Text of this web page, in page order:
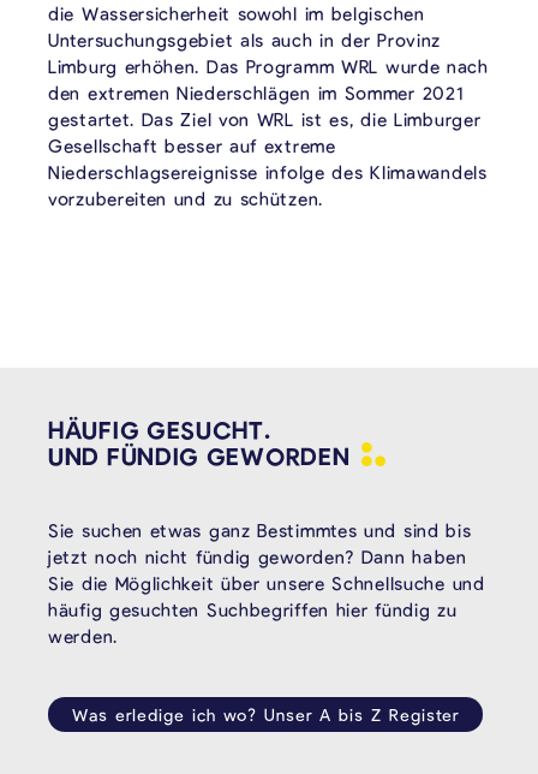
die Wassersicherheit sowohl im belgischen
Untersuchungsgebiet als auch in der Provinz
Limburg erhöhen. Das Programm WRL wurde nach
den extremen Niederschlägen im Sommer 2021
gestartet. Das Ziel von WRL ist es, die Limburger
Gesellschaft besser auf extreme
Niederschlagsereignisse infolge des Klimawandels
vorzubereiten und zu schützen.
HÄUFIG GESUCHT.
UND FÜNDIG GEWORDEN
Sie suchen etwas ganz Bestimmtes und sind bis
jetzt noch nicht fündig geworden? Dann haben
Sie die Möglichkeit über unsere Schnellsuche und
häufig gesuchten Suchbegriffen hier fündig zu
werden.
Was erledige ich wo? Unser A bis Z Register